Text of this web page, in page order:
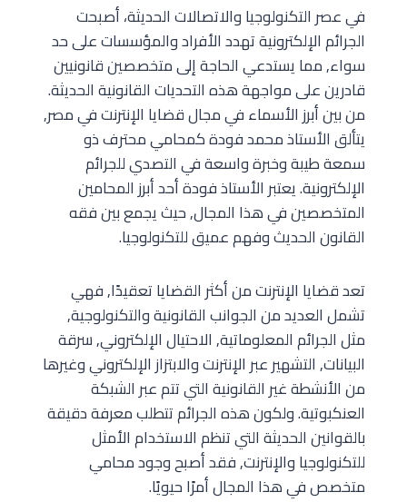
في عصر التكنولوجيا والاتصالات الحديثة، أصبحت
الجرائم الإلكترونية تهدد الأفراد والمؤسسات على حد
سواء, مما يستدعي الحاجة إلى متخصصين قانونيين
قادرين على مواجهة هذه التحديات القانونية الحديثة.
من بين أبرز الأسماء في مجال قضايا الإنترنت في مصر,
يتألق الأستاذ محمد فودة كمحامي محترف ذو
سمعة طيبة وخبرة واسعة في التصدي للجرائم
الإلكترونية. يعتبر الأستاذ فودة أحد أبرز المحامين
المتخصصين في هذا المجال, حيث يجمع بين فقه
القانون الحديث وفهم عميق للتكنولوجيا.
تعد قضايا الإنترنت من أكثر القضايا تعقيدًا, فهي
تشمل العديد من الجوانب القانونية والتكنولوجية,
مثل الجرائم المعلوماتية, الاحتيال الإلكتروني, سرقة
البيانات, التشهير عبر الإنترنت والابتزاز الإلكتروني وغيرها
من الأنشطة غير القانونية التي تتم عبر الشبكة
العنكبوتية. ولكون هذه الجرائم تتطلب معرفة دقيقة
بالقوانين الحديثة التي تنظم الاستخدام الأمثل
للتكنولوجيا والإنترنت, فقد أصبح وجود محامي
متخصص في هذا المجال أمرًا حيويًا.